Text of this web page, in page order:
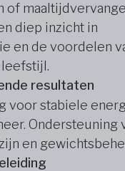
of
diep inzicht in
en de voordelen
resultaten
voor stabiele
Ondersteuning
en